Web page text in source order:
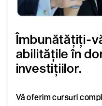
Îmbunătățiți-
abilitățile în
investițiilor.
Vă oferim cursuri